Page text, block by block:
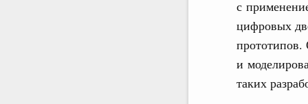
с
цифровых
прототипов.
и
таких